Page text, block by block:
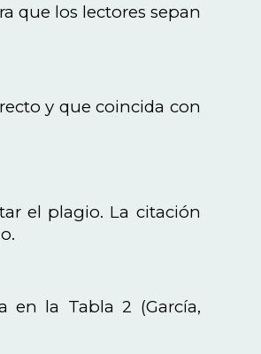
que los lectores sepan
y que coincida con
el plagio. La citación
en la Tabla 2 (García,